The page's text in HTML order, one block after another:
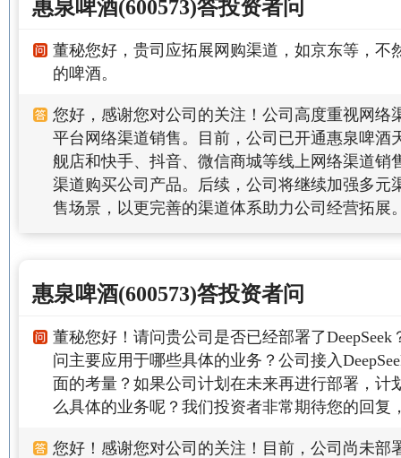
惠泉啤酒(600573)答投资者问
董秘您好，贵司应拓展网购渠道，如京东等，不
的啤酒。
您好，感谢您对公司的关注！公司高度重视网络
平台网络渠道销售。目前，公司已开通惠泉啤酒
舰店和快手、抖音、微信商城等线上网络渠道销
渠道购买公司产品。后续，公司将继续加强多元
售场景，以更完善的渠道体系助力公司经营拓展
惠泉啤酒(600573)答投资者问
董秘您好！请问贵公司是否已经部署了
问主要应用于哪些具体的业务？公司接入
面的考量？如果公司计划在未来再进行部署，计
么具体的业务呢？我们投资者非常期待您的回复
您好！感谢您对公司的关注！目前，公司尚未部